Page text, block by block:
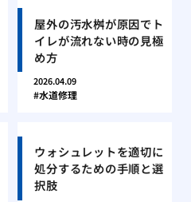
屋外の汚水桝が原因でト
イレが流れない時の見極
め方
2026.04.09
水道修理
ウォシュレットを適切に
処分するための手順と選
択肢